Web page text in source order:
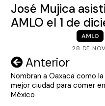
José Mujica
AMLO el 1 de
AMLO
28 DE
Navegación
de
entradas
Anterior
Nombran a Oaxaca como la
mejor ciudad para comer en
México